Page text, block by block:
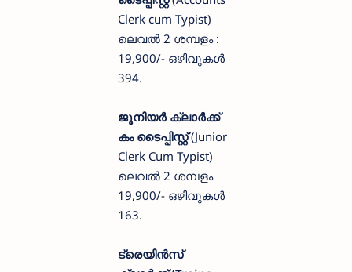
Clerk cum Typist)
ലെവൽ 2 ശമ്പളം :
19,900/- ഒഴിവുകൾ
394.
ജൂനിയർ ക്ലാർക്ക്
കം ടൈപ്പിസ്റ്റ്(Junior
Clerk Cum Typist)
ലെവൽ 2 ശമ്പളം
19,900/- ഒഴിവുകൾ
163.
ട്രെയിൻസ്